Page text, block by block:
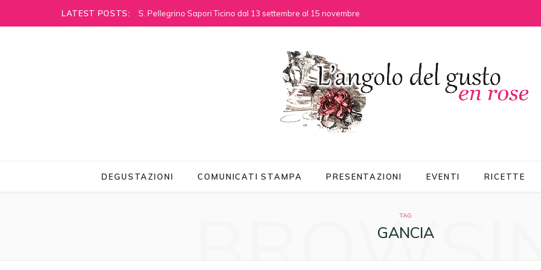
LATEST POSTS: S. Pellegrino Sapori Ticino dal 13 settembre al 15 novembre
DEGUSTAZIONI COMUNICATI STAMPA PRESENTAZIONI EVENTI RICETTE
TAG
GANCIA